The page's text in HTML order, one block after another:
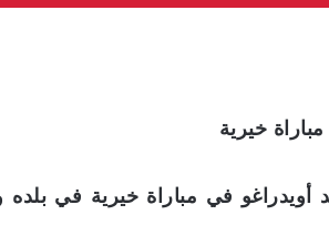
خيرية
في مباراة خيرية في بلده